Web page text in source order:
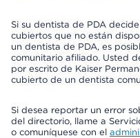
Si su dentista de PDA
cubiertos que no están
un dentista de PDA, es
comunitario afiliado. Usted
por escrito de Kaiser
cubierto de un dentista
Si desea reportar un error
del directorio, llame a
o comuníquese con el